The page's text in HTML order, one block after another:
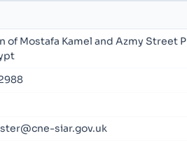
of Mostafa Kamel and Azmy Street P
siar.gov.uk